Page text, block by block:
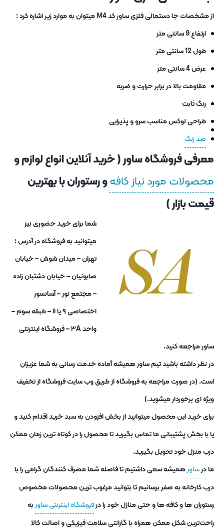
از مشخصات جا دستمالی فلزی ساور کد M4 میتوان به موارد زیر اشاره کرد :
ارتفاع 9 سانتی متر
طول 12 سانتی متر
عرض 4 سانتی متر
مقاومت بالا در برابر حرارت و ضربه
رنگ ثابت
طراحی لوکس مناسب سرو و پذیرایی
ضد زنگ
معرفی فروشگاه ساور ( خرید آنلاین انواع لوازم و
محصولات مورد نیاز کافهو رستوران با بهترین
قیمت بازار )
شما برای خرید حضوری نیز
میتوانید به فروشگاه در آدرس :
تهران – میدان شوش – خیابان
صابونیان – خیابان دشتبان زاده
– مجتمع نور – آسانسور
اختصاصی ۹ یا ۱۱ – طبقه سوم –
واحد ۳A – فروشگاه اینترنتی
ساور مراجعه کنید.
در نظر داشته باشید تیم ساور همیشه آماده خدمت رسانی به شما عزیزان
است. (در صورت مراجعه به فروشگاه از طریق وب سایت فروشگاه از تخفیف
ویژه ای برخوردار میشوید.)
برای خرید این محصول میتوانید از بخش افزودن به سبد خرید اقدام کنید و
یا با بخش پشتیبانی ما تماس بگیرید تا محصول را در کوتاه ترین زمان ممکن
درب منزل خود تحویل بگیرید.
ما درساورهمیشه سعی داشتیم تا فاصله شما مصرف کنندگان گرامی را با
درب کارخانه به صفر برسانیم تا بتوانید مرغوب ترین محصولات مخصوص
رستوران ها و کافه ها و حتی منازل خود را درفروشگاه اینترنتی ساوربه
راحت‌ترین شکل ممکن همراه با گارانتی سلامت فیزیکی و اصالت کالا